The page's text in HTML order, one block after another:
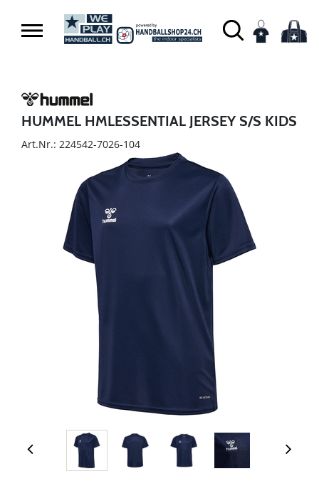
HUMMEL HMLESSENTIAL JERSEY S/S KIDS
Art.Nr.: 224542-7026-104